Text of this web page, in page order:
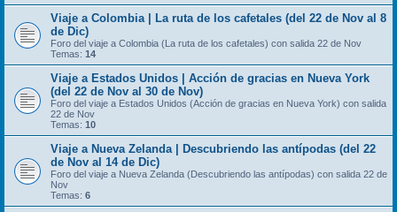
Viaje a Colombia | La ruta de los cafetales (del 22 de Nov al 8
de Dic)
Foro del viaje a Colombia (La ruta de los cafetales) con salida 22 de Nov
Temas: 14
Viaje a Estados Unidos | Acción de gracias en Nueva York
(del 22 de Nov al 30 de Nov)
Foro del viaje a Estados Unidos (Acción de gracias en Nueva York) con salida
22 de Nov
Temas: 10
Viaje a Nueva Zelanda | Descubriendo las antípodas (del 22
de Nov al 14 de Dic)
Foro del viaje a Nueva Zelanda (Descubriendo las antípodas) con salida 22 de
Nov
Temas: 6